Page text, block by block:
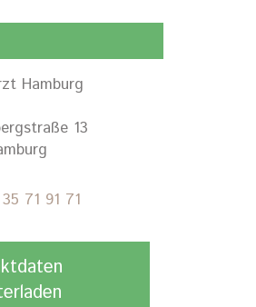
13
71 91 71